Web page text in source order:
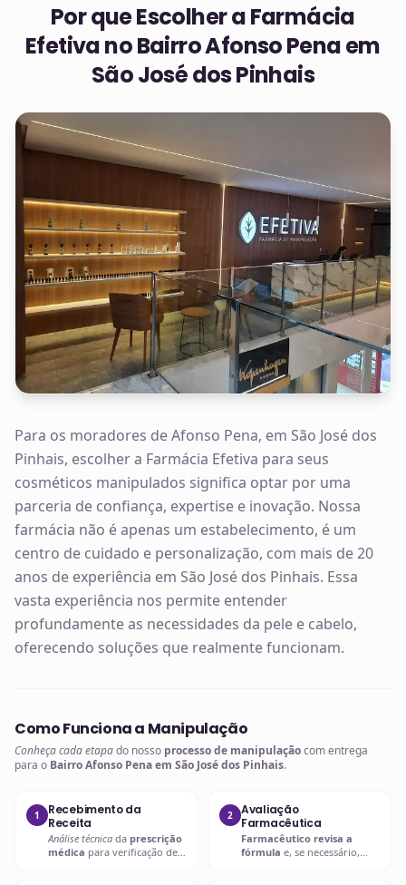
Por que Escolher a Farmácia
Efetiva noBairro Afonso Pena em
São José dos Pinhais
Para os moradores de Afonso Pena, em São José dos
Pinhais, escolher a Farmácia Efetiva para seus
cosméticos manipulados significa optar por uma
parceria de confiança, expertise e inovação. Nossa
farmácia não é apenas um estabelecimento, é um
centro de cuidado e personalização, com mais de 20
anos de experiência em São José dos Pinhais. Essa
vasta experiência nos permite entender
profundamente as necessidades da pele e cabelo,
oferecendo soluções que realmente funcionam.
Como Funciona a Manipulação
Conheça cada etapado nosso processo de manipulaçãocom entrega
para o Bairro Afonso Pena em São José dos Pinhais.
1
Recebimento da
Receita
Análise técnica da prescrição
médica para verificação de
2
Avaliação
Farmacêutica
Farmacêutico revisa a
fórmula e, se necessário,